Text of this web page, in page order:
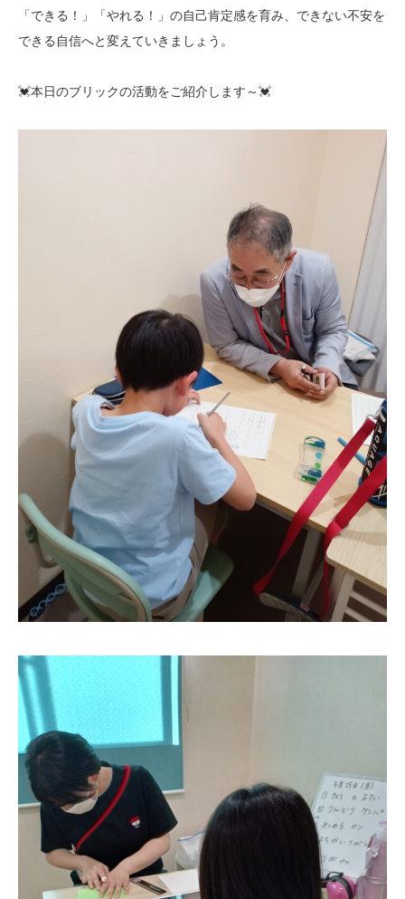
「できる！」「やれる！」の自己肯定感を育み、できない不安を
できる自信へと変えていきましょう。
💓本日のブリックの活動をご紹介します～💓